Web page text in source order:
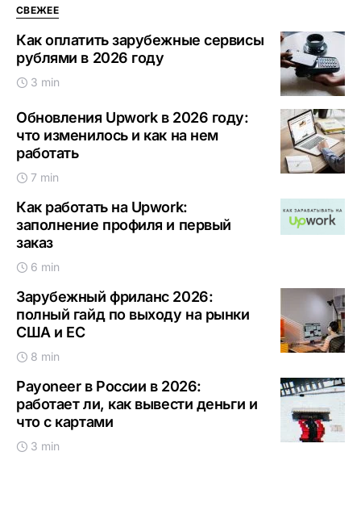
СВЕЖЕЕ
Как оплатить зарубежные сервисы
рублями в 2026 году
3 min
Обновления Upwork в 2026 году:
что изменилось и как на нем
работать
7 min
Как работать на Upwork:
заполнение профиля и первый
заказ
6 min
Зарубежный фриланс 2026:
полный гайд по выходу на рынки
США и ЕС
8 min
Payoneer в России в 2026:
работает ли, как вывести деньги и
что с картами
3 min